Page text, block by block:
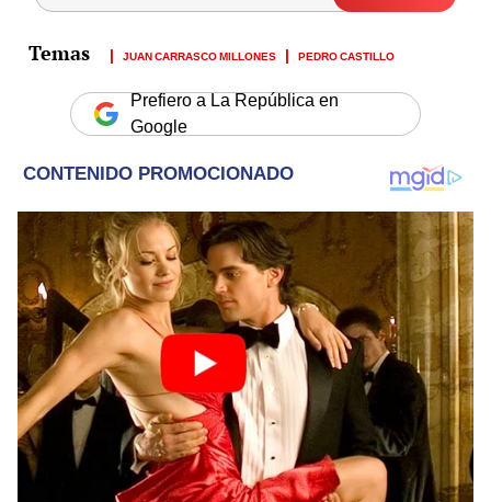
JUAN CARRASCO MILLONES PEDRO CASTILLO
Prefiero a La República en
Google